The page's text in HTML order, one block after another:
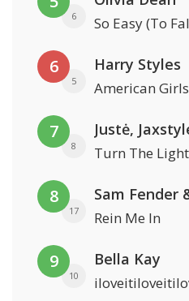
6 So Easy (To
6
5
Harry Styles
American Girls
7
8
Justė,
Turn The
8
17
Sam Fender
Rein Me In
9
10
Bella Kay